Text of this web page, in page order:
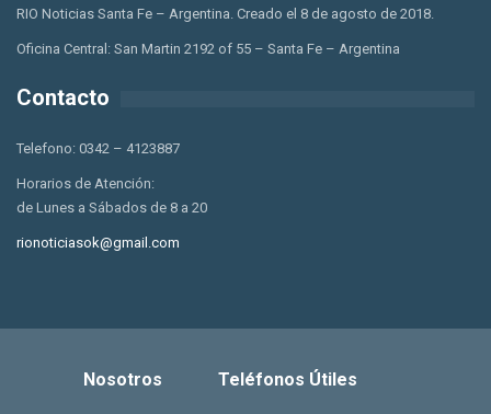
RIO Noticias Santa Fe – Argentina. Creado el 8 de agosto de 2018.
Oficina Central: San Martin 2192 of 55 – Santa Fe – Argentina
Contacto
Telefono: 0342 – 4123887
Horarios de Atención:
de Lunes a Sábados de 8 a 20
rionoticiasok@gmail.com
Nosotros Teléfonos Útiles